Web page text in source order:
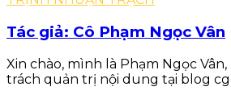
Tác giả: Cô Phạm Ngọc Vân
Xin chào, mình là Phạm Ngọc
trách quản trị nội dung tại blog